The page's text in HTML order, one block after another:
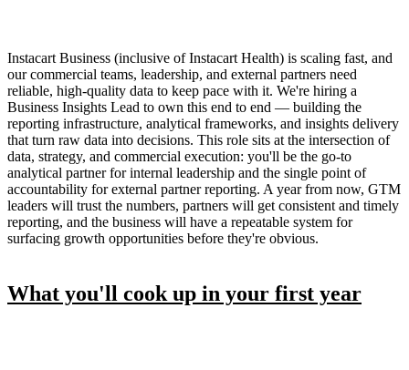
Instacart Business (inclusive of Instacart Health) is scaling fast, and
our commercial teams, leadership, and external partners need
reliable, high-quality data to keep pace with it. We're hiring a
Business Insights Lead to own this end to end — building the
reporting infrastructure, analytical frameworks, and insights delivery
that turn raw data into decisions. This role sits at the intersection of
data, strategy, and commercial execution: you'll be the go-to
analytical partner for internal leadership and the single point of
accountability for external partner reporting. A year from now, GTM
leaders will trust the numbers, partners will get consistent and timely
reporting, and the business will have a repeatable system for
surfacing growth opportunities before they're obvious.
What you'll cook up in your first year